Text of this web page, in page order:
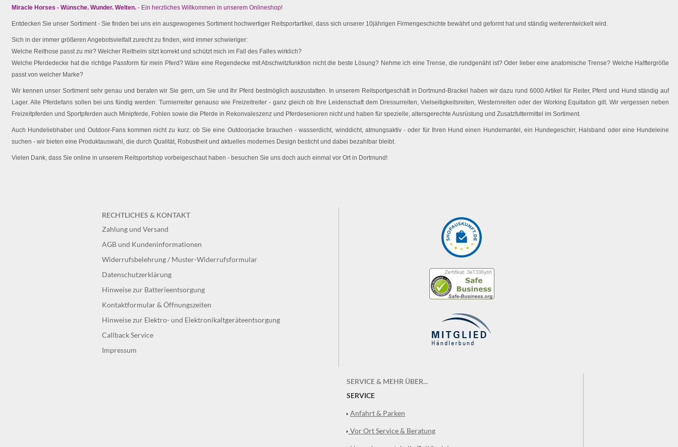
Miracle Horses - Wünsche. Wunder. Welten. - Ein herzliches Willkommen in unserem Onlineshop!
Entdecken Sie unser Sortiment - Sie finden bei uns ein ausgewogenes Sortiment hochwertiger Reitsportartikel, dass sich unserer 10jährigen Firmengeschichte bewährt und geformt hat und ständig weiterentwickelt wird.
Sich in der immer größeren Angebotsvielfalt zurecht zu finden, wird immer schwieriger:
Welche Reithose passt zu mir? Welcher Reithelm sitzt korrekt und schützt mich im Fall des Falles wirklich?
Welche Pferdedecke hat die richtige Passform für mein Pferd? Wäre eine Regendecke mit Abschwitzfunktion nicht die beste Lösung? Nehme ich eine Trense, die rundgenäht ist? Oder lieber eine anatomische Trense? Welche Halftergröße
passt von welcher Marke?
Wir kennen unser Sortiment sehr genau und beraten wir Sie gern, um Sie und Ihr Pferd bestmöglich auszustatten. In unserem Reitsportgeschäft in Dortmund-Brackel haben wir dazu rund 6000 Artikel für Reiter, Pferd und Hund ständig auf
Lager. Alle Pferdefans sollen bei uns fündig werden: Turnierreiter genauso wie Freizeitreiter - ganz gleich ob Ihre Leidenschaft dem Dressurreiten, Vielseitigkeitsreiten, Westernreiten oder der Working Equitation gilt. Wir vergessen neben
Freizeitpferden und Sportpferden auch Minipferde, Fohlen sowie die Pferde in Rekonvaleszenz und Pferdesenioren nicht und haben für spezielle, altersgerechte Ausrüstung und Zusatzfuttermittel im Sortiment.
Auch Hundeliebhaber und Outdoor-Fans kommen nicht zu kurz: ob Sie eine Outdoorjacke brauchen - wasserdicht, winddicht, atmungsaktiv - oder für Ihren Hund einen Hundemantel, ein Hundegeschirr, Halsband oder eine Hundeleine
suchen - wir bieten eine Produktauswahl, die durch Qualität, Robustheit und aktuelles modernes Design besticht und dabei bezahlbar bleibt.
Vielen Dank, dass Sie online in unserem Reitsportshop vorbeigeschaut haben - besuchen Sie uns doch auch einmal vor Ort in Dortmund!
RECHTLICHES & KONTAKT
Zahlung und Versand
AGB und Kundeninformationen
Widerrufsbelehrung / Muster-Widerrufsformular
Datenschutzerklärung
Hinweise zur Batterieentsorgung
Kontaktformular & Öffnungszeiten
Hinweise zur Elektro- und Elektronikaltgeräteentsorgung
Callback Service
Impressum
SERVICE & MEHR ÜBER...
SERVICE
Anfahrt & Parken
Vor Ort Service & Beratung